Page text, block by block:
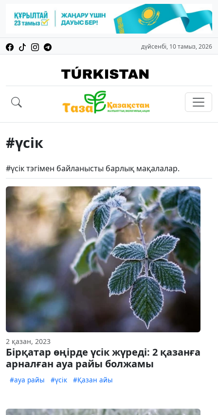
дүйсенбі, 10 тамыз, 2026
#үсік
#үсік тэгімен байланысты барлық мақалалар.
2 қазан, 2023
Бірқатар өңірде үсік жүреді: 2 қазанға
арналған ауа райы болжамы
#ауа райы #үсік #Қазан айы